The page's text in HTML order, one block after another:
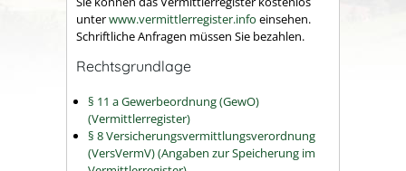
unterwww.vermittlerregister.info einsehen.
Schriftliche Anfragen müssen Sie bezahlen.
Rechtsgrundlage
§ 11 a Gewerbeordnung (GewO)
(Vermittlerregister)
§ 8 Versicherungsvermittlungsverordnung
(VersVermV) (Angaben zur Speicherung im